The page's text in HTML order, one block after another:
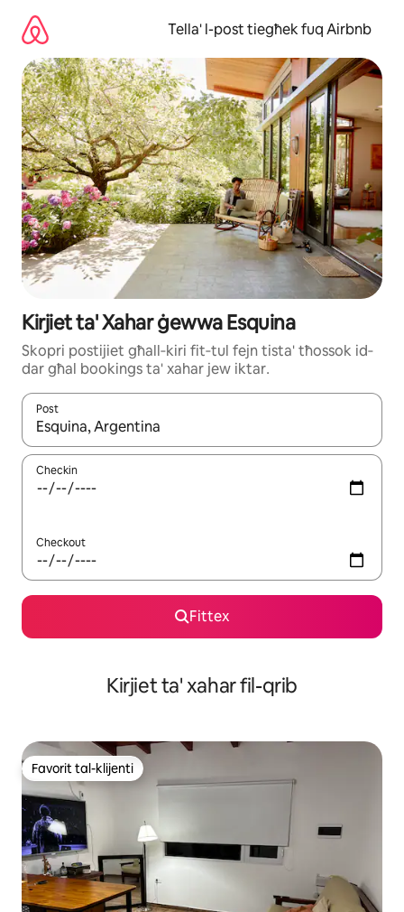
għall-
kontenut
Tella' l-post tiegħek fuq Airbnb
Kirjiet ta' Xahar ġewwa Esquina
Ѕkорrі роѕtіјіеt għаll‐kіrі fіt‐tul fејn tіѕtа' tħоѕѕоk іd‐
dаr għаl bооkіngѕ tа' хаhаr јеw іktаr․
Post
Meta r-riżultati jkunu disponibbli, tista' tmur minn riżultat
Checkin
Checkout
Fittex
Kirjiet ta' xahar fil-qrib
Favorit tal-klijenti
Favorit tal-klijenti